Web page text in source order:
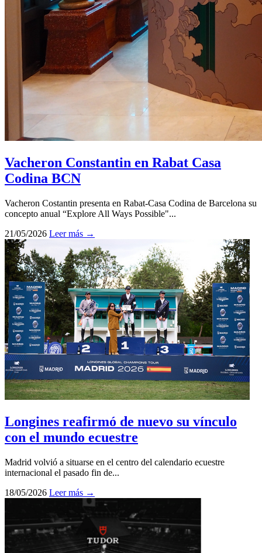
Vacheron Constantin en Rabat Casa
Codina BCN
Vacheron Costantin presenta en Rabat-Casa Codina de Barcelona su
concepto anual “Explore All Ways Possible"...
21/05/2026 Leer más →
Longines reafirmó de nuevo su vínculo
con el mundo ecuestre
Madrid volvió a situarse en el centro del calendario ecuestre
internacional el pasado fin de...
18/05/2026 Leer más →